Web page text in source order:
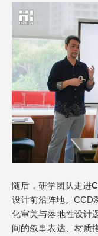
随后，研学团队走进
设计前沿阵地。CCD
化审美与落地性设计
间的叙事表达、材质